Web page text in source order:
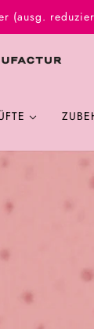
(ausg.